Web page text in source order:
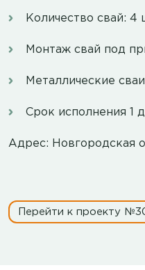
Количество свай: 4
Монтаж свай под
Металлические
Срок исполнения 1
Адрес: Новгородская
Перейти к проекту